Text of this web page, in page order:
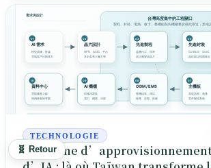
TECHNOLOGIE
La chaîne
🧬 Retour